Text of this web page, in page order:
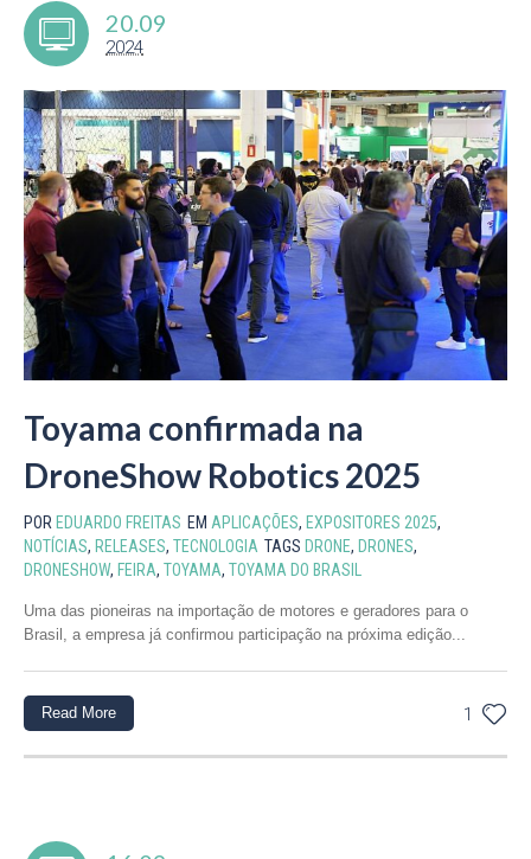
20.09
2024
Toyama confirmada na
DroneShow Robotics 2025
POR EDUARDO FREITAS EM APLICAÇÕES, EXPOSITORES 2025,
NOTÍCIAS, RELEASES, TECNOLOGIA TAGS DRONE, DRONES,
DRONESHOW, FEIRA, TOYAMA, TOYAMA DO BRASIL
Uma das pioneiras na importação de motores e geradores para o
Brasil, a empresa já confirmou participação na próxima edição...
1
Read More